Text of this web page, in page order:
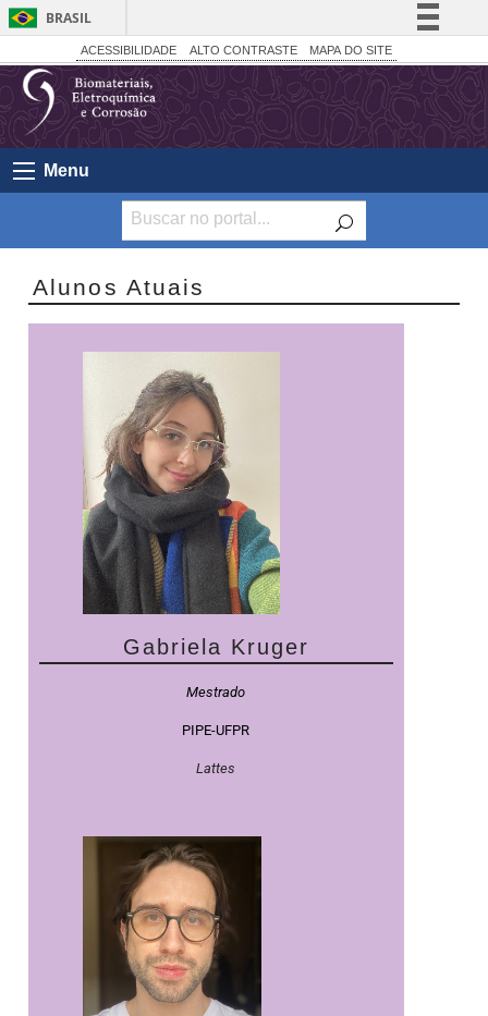
BRASIL
Simplifique!
Comunica BR
Participe
Acesso à informação
Canais
ACESSIBILIDADE ALTO CONTRASTE MAPA DO SITE
Menu
Alunos Atuais
Gabriela Kruger
Mestrado
PIPE-UFPR
Lattes